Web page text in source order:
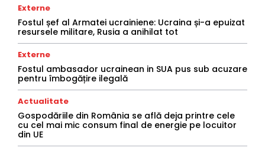
Externe
Fostul șef al Armatei ucrainiene: Ucraina și-a epuizat
resursele militare, Rusia a anihilat tot
Externe
Fostul ambasador ucrainean in SUA pus sub acuzare
pentru îmbogățire ilegală
Actualitate
Gospodăriile din România se află deja printre cele
cu cel mai mic consum final de energie pe locuitor
din UE